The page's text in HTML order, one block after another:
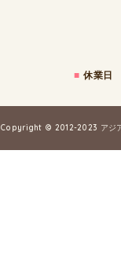
■ 休業日
Copyright © 2012-2023 アジ